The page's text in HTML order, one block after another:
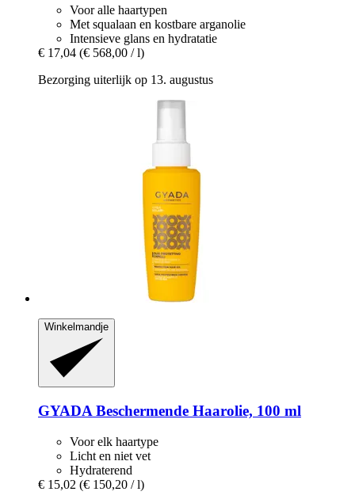
Voor alle haartypen
Met squalaan en kostbare arganolie
Intensieve glans en hydratatie
€ 17,04 (€ 568,00 / l)
Bezorging uiterlijk op 13. augustus
Winkelmandje
GYADA Beschermende Haarolie, 100 ml
Voor elk haartype
Licht en niet vet
Hydraterend
€ 15,02 (€ 150,20 / l)